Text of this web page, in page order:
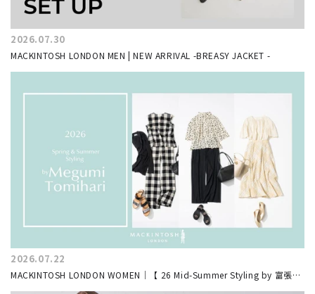
2026.07.30
MACKINTOSH LONDON MEN | NEW ARRIVAL -BREASY JACKET -
2026.07.22
MACKINTOSH LONDON WOMEN｜【 26 Mid-Summer Styling by 富張愛